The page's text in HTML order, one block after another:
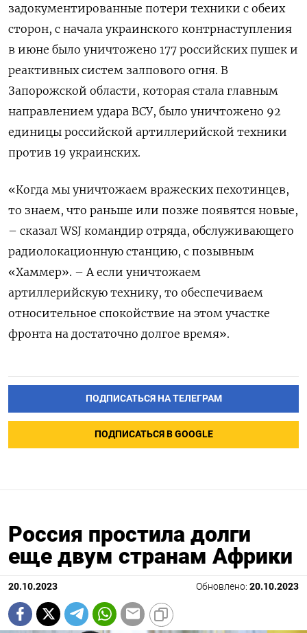
задокументированные потери техники с обеих
сторон, с начала украинского контрнаступления
в июне было уничтожено 177 российских пушек и
реактивных систем залпового огня. В
Запорожской области, которая стала главным
направлением удара ВСУ, было уничтожено 92
единицы российской артиллерийской техники
против 19 украинских.
«Когда мы уничтожаем вражеских пехотинцев,
то знаем, что раньше или позже появятся новые,
– сказал WSJ командир отряда, обслуживающего
радиолокационную станцию, с позывным
«Хаммер». – А если уничтожаем
артиллерийскую технику, то обеспечиваем
относительное спокойствие на этом участке
фронта на достаточно долгое время».
ПОДПИСАТЬСЯ НА ТЕЛЕГРАМ
ПОДПИСАТЬСЯ В GOOGLE
Россия простила долги
еще двум странам Африки
20.10.2023 Обновлено: 20.10.2023